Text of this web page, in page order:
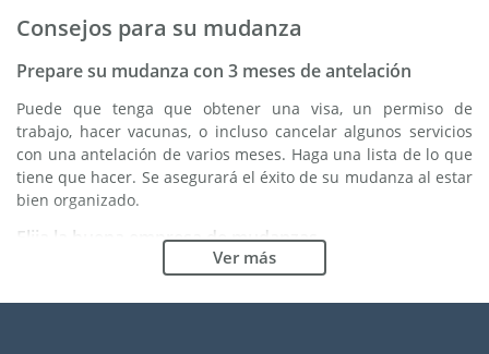
Consejos para su mudanza
Prepare su mudanza con 3 meses de antelación
Puede que tenga que obtener una visa, un permiso de
trabajo, hacer vacunas, o incluso cancelar algunos servicios
con una antelación de varios meses. Haga una lista de lo que
tiene que hacer. Se asegurará el éxito de su mudanza al estar
bien organizado.
Elija la buena empresa de mudanzas
Los servicios de una buena empresa de mudanzas son
esenciales para cualquier proyecto de expatriación a Lecce.
Ver más